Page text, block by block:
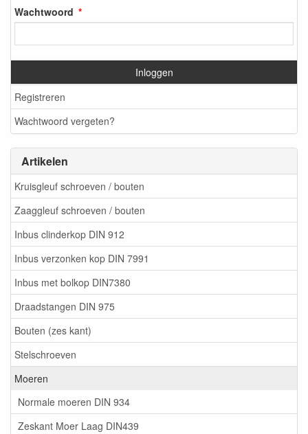
Wachtwoord
Inloggen
Registreren
Wachtwoord vergeten?
Artikelen
Kruisgleuf schroeven / bouten
Zaaggleuf schroeven / bouten
Inbus clinderkop DIN 912
Inbus verzonken kop DIN 7991
Inbus met bolkop DIN7380
Draadstangen DIN 975
Bouten (zes kant)
Stelschroeven
Moeren
Normale moeren DIN 934
Zeskant Moer Laag DIN439